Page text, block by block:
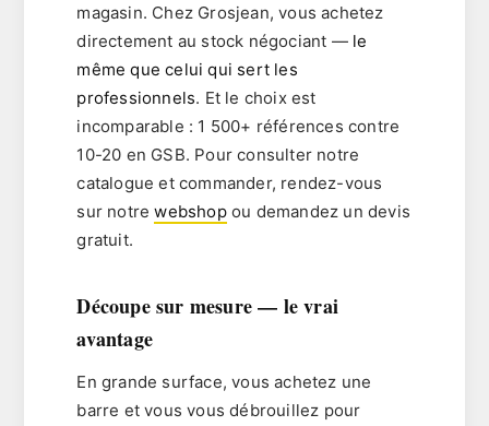
magasin. Chez Grosjean, vous achetez
directement au stock négociant — le
même que celui qui sert les
professionnels. Et le choix est
incomparable : 1 500+ références contre
10-20 en GSB. Pour consulter notre
catalogue et commander, rendez-vous
sur notrewebshopou demandez un devis
gratuit.
Découpe sur mesure — le vrai
avantage
En grande surface, vous achetez une
barre et vous vous débrouillez pour